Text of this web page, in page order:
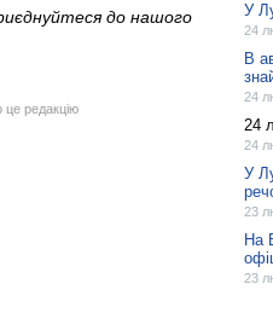
до нашого
це редакцію
У
24
В
24
24
24
У
23
На
23